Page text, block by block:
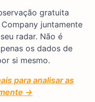
gratuita
juntamente
radar. Não é
os dados de
si mesmo.
para analisar as
→